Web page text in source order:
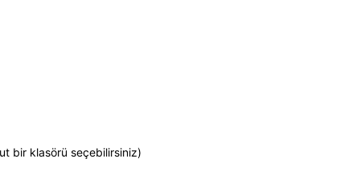
bir klasörü seçebilirsiniz)